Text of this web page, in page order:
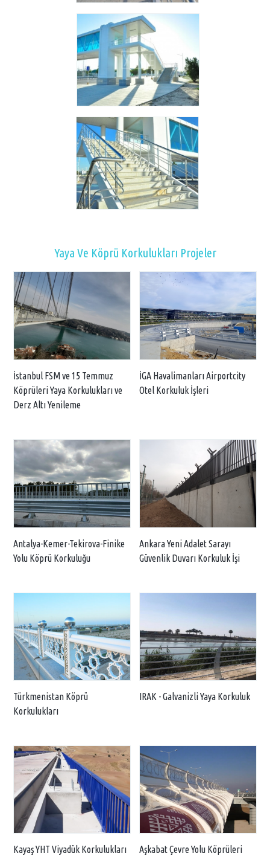
Yaya Ve Köprü Korkulukları Projeler
İstanbul FSM ve 15 Temmuz
Köprüleri Yaya Korkulukları ve
Derz Altı Yenileme
İGA Havalimanları Airportcity
Otel Korkuluk İşleri
Antalya-Kemer-Tekirova-Finike
Yolu Köprü Korkuluğu
Ankara Yeni Adalet Sarayı
Güvenlik Duvarı Korkuluk İşi
Türkmenistan Köprü
Korkulukları
IRAK - Galvanizli Yaya Korkuluk
Kayaş YHT Viyadük Korkulukları Aşkabat Çevre Yolu Köprüleri